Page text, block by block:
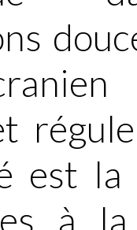
est
à